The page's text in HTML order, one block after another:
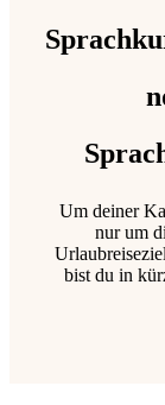
Um deiner
nur um
bist du in